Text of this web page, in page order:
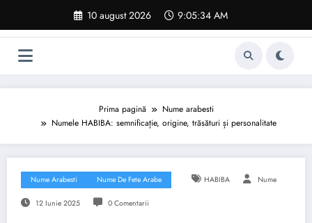
conținut
10 august 2026 9:05:35 AM
Prima pagină
Nume arabesti
Numele HABIBA: semnificație, origine, trăsături și personalitate
Nume Arabesti Nume De Fete Arabe HABIBA Nume
12 Iunie 2025 0 Comentarii